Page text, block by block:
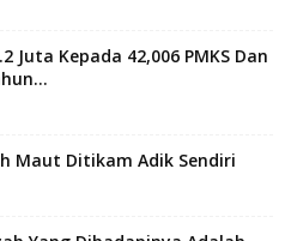
Juta Kepada 42,006 PMKS Dan
Maut Ditikam Adik Sendiri